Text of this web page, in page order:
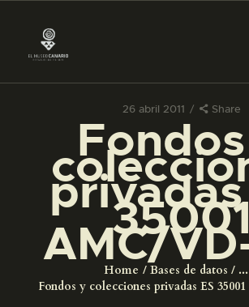
26 abril 2011 Share
privadas
35001
AMC/
Home Bases de datos
...
Fondos y colecciones privadas ES
PREPARAR LA VISITA
ACTIVIDADES
█
EL MUSEO